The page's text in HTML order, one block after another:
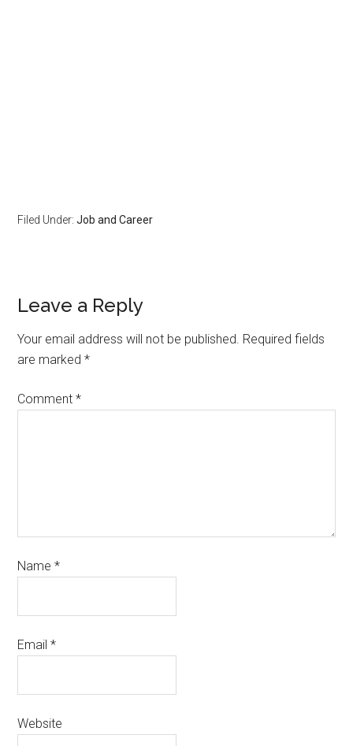
Filed Under:Job and Career
Leave a Reply
Your email address will not be published. Required fields
are marked*
Comment*
Name*
Email*
Website